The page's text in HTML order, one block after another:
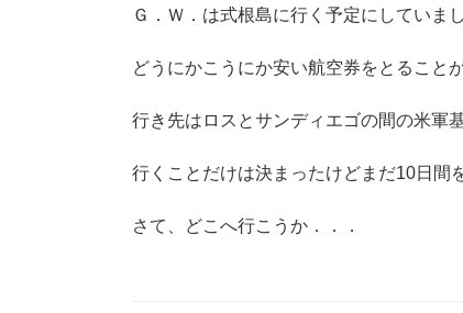
Ｇ．Ｗ．は式根島に行く予定にしていま
どうにかこうにか安い航空券をとること
行き先はロスとサンディエゴの間の米軍基
行くことだけは決まったけどまだ10日間
さて、どこへ行こうか．．．